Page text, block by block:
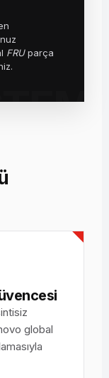
FRUparça
global